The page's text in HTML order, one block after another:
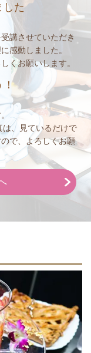
した
講させていただき
感動しました。
くお願いします。
！
、見ているだけで
で、よろしくお願